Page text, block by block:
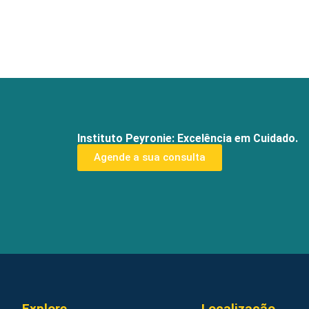
Instituto Peyronie: Excelência em Cuidado.
Agende a sua consulta